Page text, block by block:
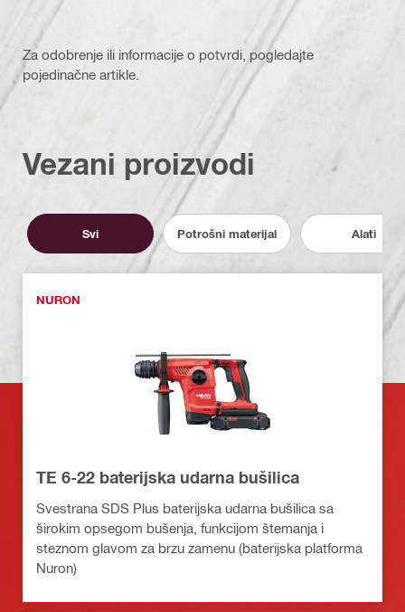
Za odobrenje ili informacije o potvrdi, pogledajte
pojedinačne artikle.
Vezani proizvodi
Svi Potrošni materijal Alati
NURON
TE 6-22 baterijska udarna bušilica
Svestrana SDS Plus baterijska udarna bušilica sa
širokim opsegom bušenja, funkcijom štemanja i
steznom glavom za brzu zamenu (baterijska platforma
Nuron)